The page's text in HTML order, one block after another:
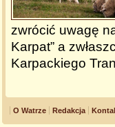
zwrócić uwagę
Karpat” a
Karpackiego
O Watrze Redakcja